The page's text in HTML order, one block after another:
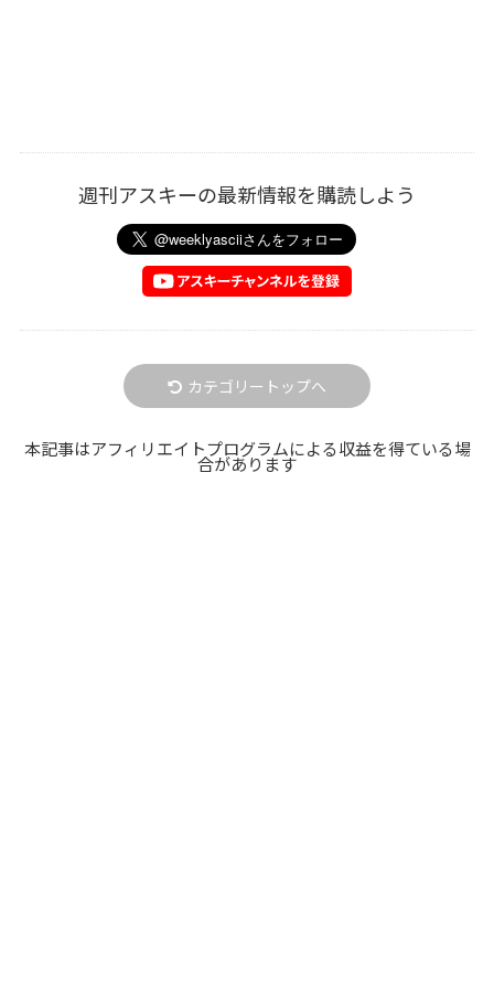
週刊アスキーの最新情報を購読しよう
カテゴリートップへ
本記事はアフィリエイトプログラムによる収益を得ている場
合があります